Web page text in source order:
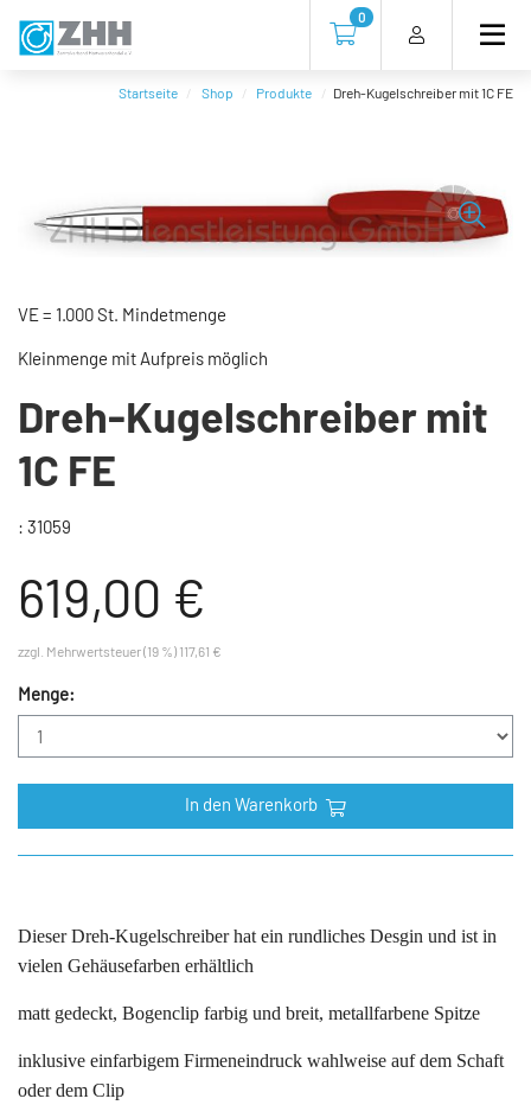
zum
zum
zur
zum
0
Zur Kasse gehen (0
Startseite Shop Produkte Dreh-Kugelschreiber mit 1C FE
VE = 1.000 St. Mindetmenge
Kleinmenge mit Aufpreis möglich
Dreh-Kugelschreiber mit
1C FE
: 31059
619,00 €
zzgl. Mehrwertsteuer (19 %) 117,61 €
Menge:
In den Warenkorb
Dieser Dreh-Kugelschreiber hat ein rundliches Desgin und ist in
vielen Gehäusefarben erhältlich
matt gedeckt, Bogenclip farbig und breit, metallfarbene Spitze
inklusive einfarbigem Firmeneindruck wahlweise auf dem Schaft
oder dem Clip